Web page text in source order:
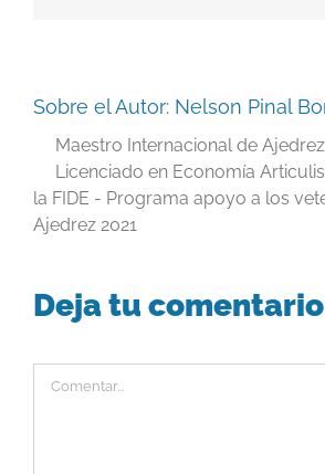
Sobre el Autor: Nelson Pinal
Maestro Internacional de
Licenciado en Economía
la FIDE - Programa apoyo a los
Ajedrez 2021
Deja tu comentario